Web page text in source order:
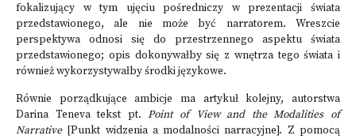
fokalizujący w tym ujęciu pośredniczy w prezentacji świata
przedstawionego, ale nie może być narratorem. Wreszcie
perspektywa odnosi się do przestrzennego aspektu świata
przedstawionego; opis dokonywałby się z wnętrza tego świata i
również wykorzystywałby środki językowe.
Równie porządkujące ambicje ma artykuł kolejny, autorstwa
Darina Teneva tekst pt.Point of View and the Modalities of
Narrative[Punkt widzenia a modalności narracyjne]. Z pomocą